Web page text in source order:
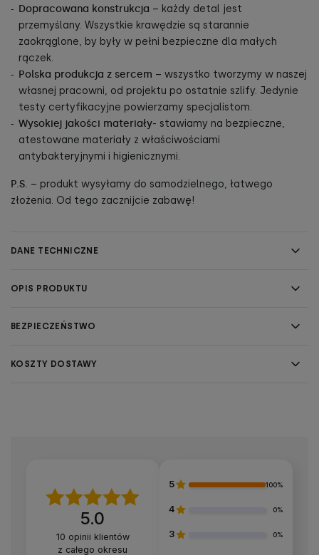
Dopracowana konstrukcja – każdy detal jest
przemyślany. Wszystkie krawędzie są starannie
zaokrąglone, by były w pełni bezpieczne dla małych
rączek.
Polska produkcja z sercem – wszystko tworzymy w naszej
własnej pracowni, od projektu po ostatnie szlify. Jedynie
testy certyfikacyjne powierzamy specjalistom.
Wysokiej jakości materiały- stawiamy na bezpieczne,
atestowane materiały z właściwościami
antybakteryjnymi i higienicznymi.
P.S. – produkt wysyłamy do samodzielnego, łatwego
złożenia. Od tego zacznijcie zabawę!
DANE TECHNICZNE
OPIS PRODUKTU
BEZPIECZEŃSTWO
KOSZTY DOSTAWY
5.0
10 opinii klientów
z całego okresu
5 100%
4 0%
3 0%